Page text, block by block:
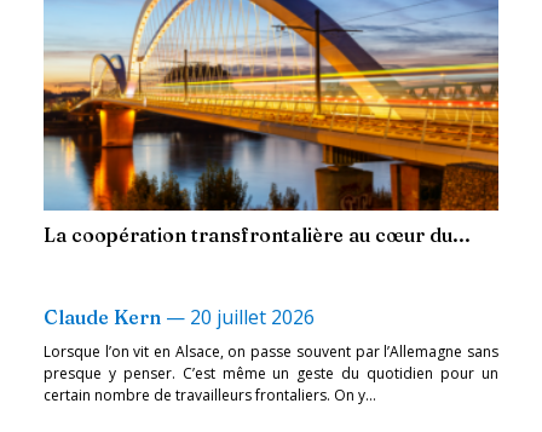
La coopération transfrontalière au cœur du...
Claude Kern — 20 juillet 2026
Lorsque l’on vit en Alsace, on passe souvent par l’Allemagne sans
presque y penser. C’est même un geste du quotidien pour un
certain nombre de travailleurs frontaliers. On y...